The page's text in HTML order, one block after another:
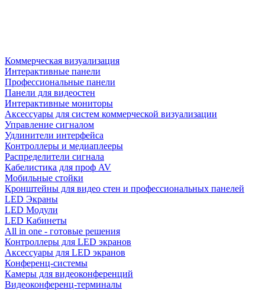
Коммерческая визуализация
Интерактивные панели
Профессиональные панели
Панели для видеостен
Интерактивные мониторы
Аксессуары для систем коммерческой визуализации
Управление сигналом
Удлинители интерфейса
Контроллеры и медиаплееры
Распределители сигнала
Кабелистика для проф AV
Мобильные стойки
Кронштейны для видео стен и профессиональных панелей
LED Экраны
LED Модули
LED Кабинеты
All in one - готовые решения
Контроллеры для LED экранов
Аксессуары для LED экранов
Конференц-системы
Камеры для видеоконференций
Видеоконференц-терминалы